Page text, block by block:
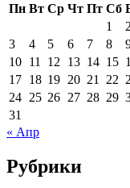
Пн Вт Ср Чт Пт Сб
1
2
3
4 5 6 7 8
10 11 12 13 14 15
17 18 19 20 21 22
24 25 26 27 28 29
31
« Апр
Рубрики